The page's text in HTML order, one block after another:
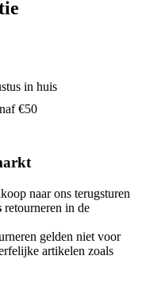
in huis
€50
naar ons terugsturen
retourneren in de
gelden niet voor
artikelen zoals